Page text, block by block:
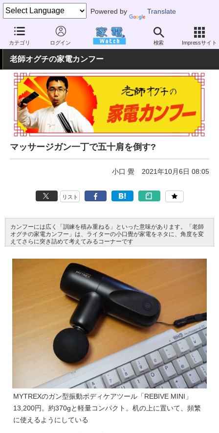
Powered by Translate
カテゴリ ログイン 検索 Impressサイト
家電 Watch ヘルスケア 健康家電 マッサージ機器
老師オグチの家電カンフー
マッサージガン一丁で五十肩を倒す?
小口 覺 2021年10月6日 08:05
リスト
カンフーには広く「訓練を積み重ねる」といった意味があります。「老師
オグチの家電カンフー」は、ライターの小口覺が家電をネタに、角度を変
えてさらに突き詰めて考えてみるコーナーです
MYTREXのガン型振動ボディケアツール「REBIVE MINI」
13,200円。約370gと軽量コンパクト。机の上に置いて、頻繁
に使えるようにしている